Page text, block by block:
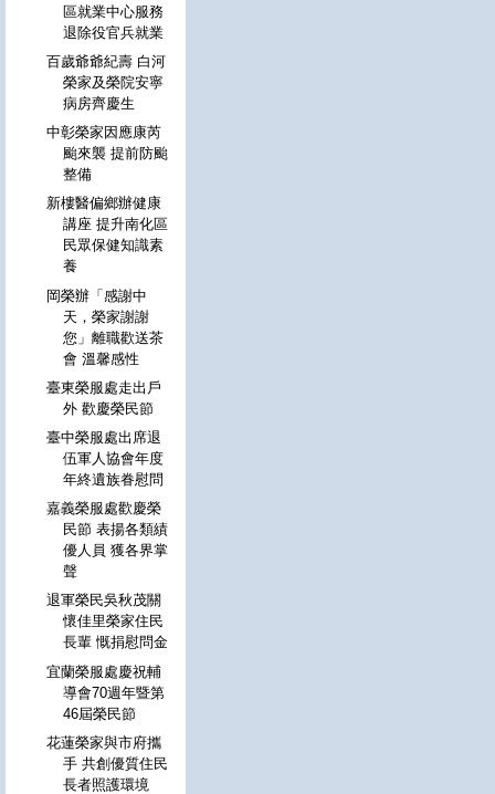
區就業中心服務
退除役官兵就業
百歲爺爺紀壽 白河
榮家及榮院安寧
病房齊慶生
中彰榮家因應康芮
颱來襲 提前防颱
整備
新樓醫偏鄉辦健康
講座 提升南化區
民眾保健知識素
養
岡榮辦「感謝中
天，榮家謝謝
您」離職歡送茶
會 溫馨感性
臺東榮服處走出戶
外 歡慶榮民節
臺中榮服處出席退
伍軍人協會年度
年終遺族眷慰問
嘉義榮服處歡慶榮
民節 表揚各類績
優人員 獲各界掌
聲
退軍榮民吳秋茂關
懷佳里榮家住民
長輩 慨捐慰問金
宜蘭榮服處慶祝輔
導會70週年暨第
46屆榮民節
花蓮榮家與市府攜
手 共創優質住民
長者照護環境